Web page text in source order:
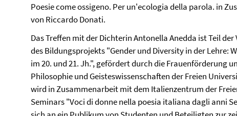
Poesie come ossigeno. Per un'ecologia della parola. in
von Riccardo Donati.
Das Treffen mit der Dichterin Antonella Anedda ist Teil
des Bildungsprojekts "Gender und Diversity in der Lehre:
im 20. und 21. Jh.", gefördert durch die Frauenförderung
Philosophie und Geisteswissenschaften der Freien
wird in Zusammenarbeit mit dem Italienzentrum der
Seminars "Voci di donne nella poesia italiana dagli anni